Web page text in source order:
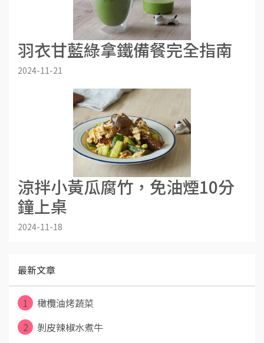
羽衣甘藍綠拿鐵備餐完全指南
2024-11-21
涼拌小黃瓜腐竹，免油煙10分
鐘上桌
2024-11-18
最新文章
1
橄欖油烤蔬菜
2
剝皮辣椒水煮牛